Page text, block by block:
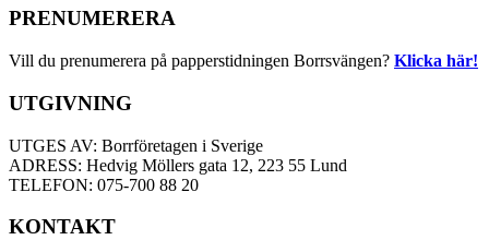
PRENUMERERA
Vill du prenumerera på papperstidningen Borrsvängen? Klicka här!
UTGIVNING
UTGES AV: Borrföretagen i Sverige
ADRESS: Hedvig Möllers gata 12, 223 55 Lund
TELEFON: 075-700 88 20
KONTAKT